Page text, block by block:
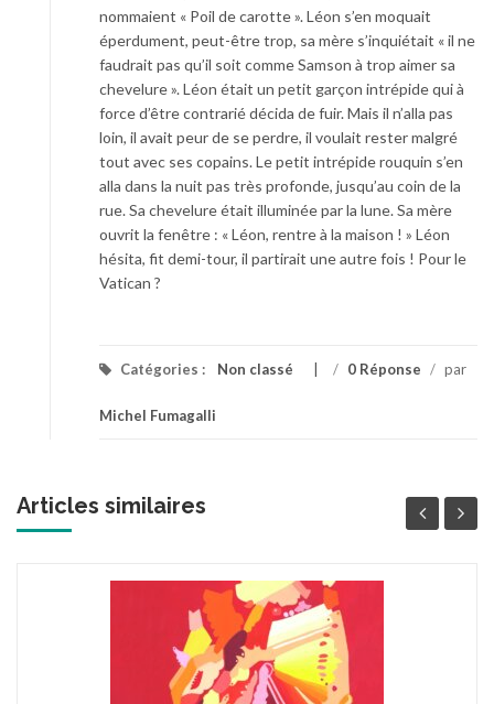
nommaient « Poil de carotte ». Léon s’en moquait
éperdument, peut-être trop, sa mère s’inquiétait « il ne
faudrait pas qu’il soit comme Samson à trop aimer sa
chevelure ». Léon était un petit garçon intrépide qui à
force d’être contrarié décida de fuir. Mais il n’alla pas
loin, il avait peur de se perdre, il voulait rester malgré
tout avec ses copains. Le petit intrépide rouquin s’en
alla dans la nuit pas très profonde, jusqu’au coin de la
rue. Sa chevelure était illuminée par la lune. Sa mère
ouvrit la fenêtre : « Léon, rentre à la maison ! » Léon
hésita, fit demi-tour, il partirait une autre fois ! Pour le
Vatican ?
Catégories : Non classé / 0 Réponse / par
Michel Fumagalli
Articles similaires